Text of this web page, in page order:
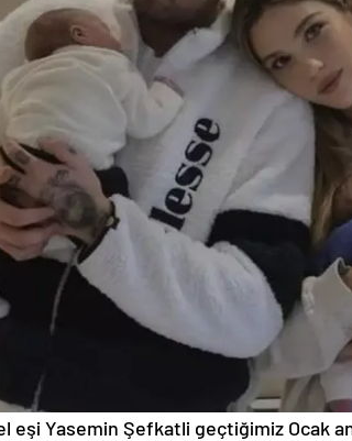
eşi Yasemin Şefkatli geçtiğimiz Ocak